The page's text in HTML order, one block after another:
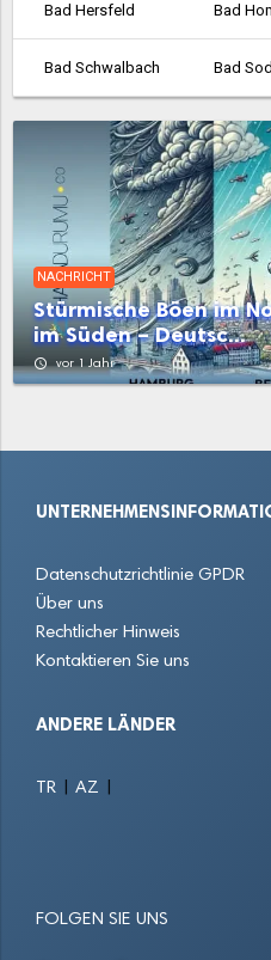
Bad Hersfeld
Bad Schwalbach
Bad Vilbel Bad
Bebra
Bischofsheim
Bornheim
Büdingen Bürstadt
Eichenzell Eltville
Erbach im Odenwald
Fürth
NACHRICHT
Stürmische Böen im
im Süden – Deutsc...
access_time vor 1 Jahr
Datenschutzrichtlinie GPDR
Über uns
Rechtlicher Hinweis
Kontaktieren Sie uns
ANDERE LÄNDER
TR AZ
FOLGEN SIE UNS